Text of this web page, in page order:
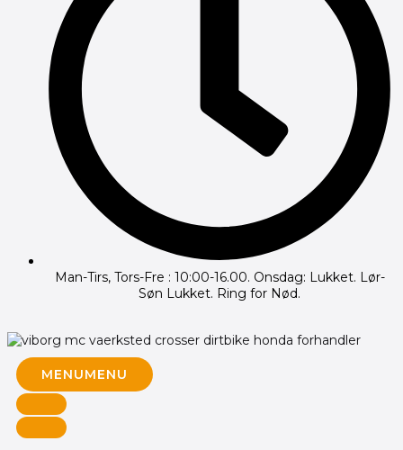
Man-Tirs, Tors-Fre : 10:00-16.00. Onsdag: Lukket. Lør-
Søn Lukket. Ring for Nød.
MENUMENU